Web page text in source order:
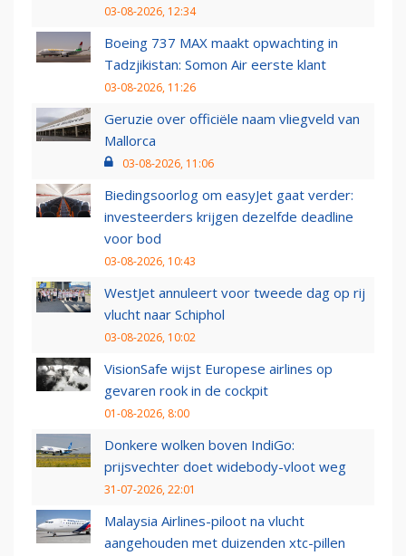
03-08-2026, 12:34
Boeing 737 MAX maakt opwachting in
Tadzjikistan: Somon Air eerste klant
03-08-2026, 11:26
Geruzie over officiële naam vliegveld van
Mallorca
03-08-2026, 11:06
Biedingsoorlog om easyJet gaat verder:
investeerders krijgen dezelfde deadline
voor bod
03-08-2026, 10:43
WestJet annuleert voor tweede dag op rij
vlucht naar Schiphol
03-08-2026, 10:02
VisionSafe wijst Europese airlines op
gevaren rook in de cockpit
01-08-2026, 8:00
Donkere wolken boven IndiGo:
prijsvechter doet widebody-vloot weg
31-07-2026, 22:01
Malaysia Airlines-piloot na vlucht
aangehouden met duizenden xtc-pillen